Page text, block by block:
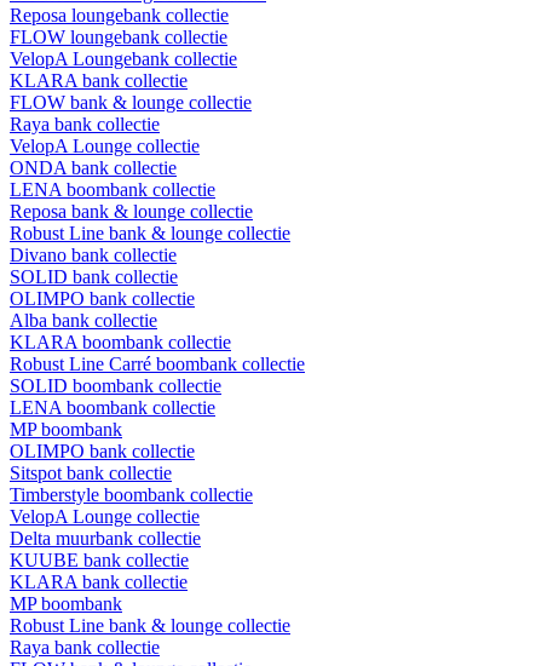
Reposa loungebank collectie
FLOW loungebank collectie
VelopA Loungebank collectie
KLARA bank collectie
FLOW bank & lounge collectie
Raya bank collectie
VelopA Lounge collectie
ONDA bank collectie
LENA boombank collectie
Reposa bank & lounge collectie
Robust Line bank & lounge collectie
Divano bank collectie
SOLID bank collectie
OLIMPO bank collectie
Alba bank collectie
KLARA boombank collectie
Robust Line Carré boombank collectie
SOLID boombank collectie
LENA boombank collectie
MP boombank
OLIMPO bank collectie
Sitspot bank collectie
Timberstyle boombank collectie
VelopA Lounge collectie
Delta muurbank collectie
KUUBE bank collectie
KLARA bank collectie
MP boombank
Robust Line bank & lounge collectie
Raya bank collectie